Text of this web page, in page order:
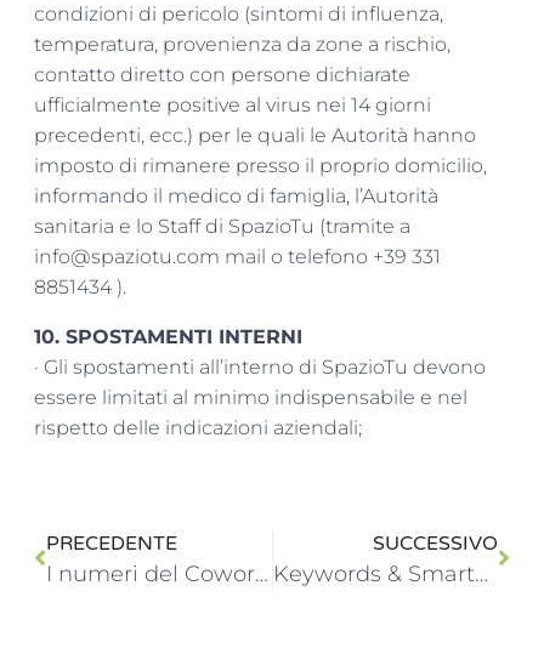
condizioni di pericolo (sintomi di influenza,
temperatura, provenienza da zone a rischio,
contatto diretto con persone dichiarate
ufficialmente positive al virus nei 14 giorni
precedenti, ecc.) per le quali le Autorità hanno
imposto di rimanere presso il proprio domicilio,
informando il medico di famiglia, l’Autorità
sanitaria e lo Staff di SpazioTu (tramite a
info@spaziotu.com mail o telefono +39 331
8851434 ).
10. SPOSTAMENTI INTERNI
· Gli spostamenti all’interno di SpazioTu devono
essere limitati al minimo indispensabile e nel
rispetto delle indicazioni aziendali;
PRECEDENTE
I numeri del Coworking in Italia nel 2019
SUCCESSIVO
Keywords & Smartworking – I corsi gratuiti di Giovanni Ronci